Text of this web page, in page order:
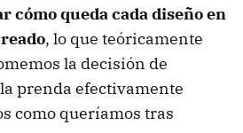
cómo queda cada diseño en
, lo que teóricamente
la decisión de
prenda efectivamente
como queríamos tras